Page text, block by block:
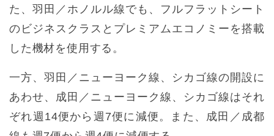
た、羽田／ホノルル線でも、フルフラットシート
のビジネスクラスとプレミアムエコノミーを搭載
した機材を使用する。
一方、羽田／ニューヨーク線、シカゴ線の開設に
あわせ、成田／ニューヨーク線、シカゴ線はそれ
ぞれ週14便から週7便に減便。また、成田／成都